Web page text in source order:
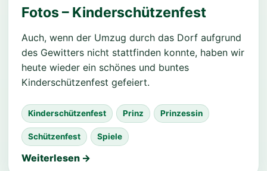
Fotos – Kinderschützenfest
Auch, wenn der Umzug durch das Dorf aufgrund
des Gewitters nicht stattfinden konnte, haben wir
heute wieder ein schönes und buntes
Kinderschützenfest gefeiert.
Kinderschützenfest Prinz Prinzessin
Schützenfest Spiele
Weiterlesen →